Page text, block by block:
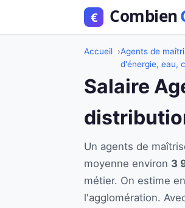
Accueil
Agents de
d'énergie, eau,
Salaire
Un agents de
moyenne environ 3
métier. On estime
l'agglomération.